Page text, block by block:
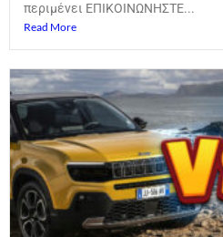
περιμένει ΕΠΙΚΟΙΝΩΝΗΣΤΕ...
Read More